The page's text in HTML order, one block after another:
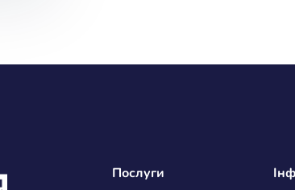
Послуги